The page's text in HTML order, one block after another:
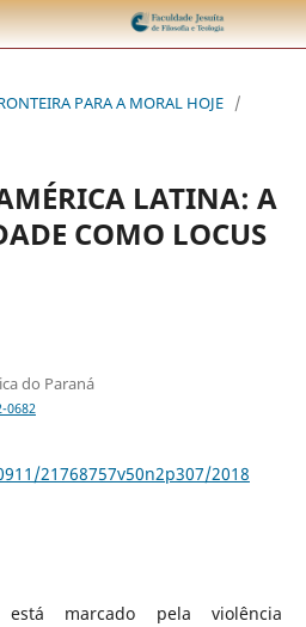
PARA A MORAL HOJE /
LATINA: A
COMO LOCUS
do Paraná
0682
21768757v50n2p307/2018
marcado pela violência